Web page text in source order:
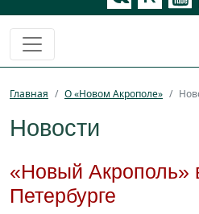
Главная О «Новом Акрополе»
Новости
«Новый Акрополь»
Петербурге